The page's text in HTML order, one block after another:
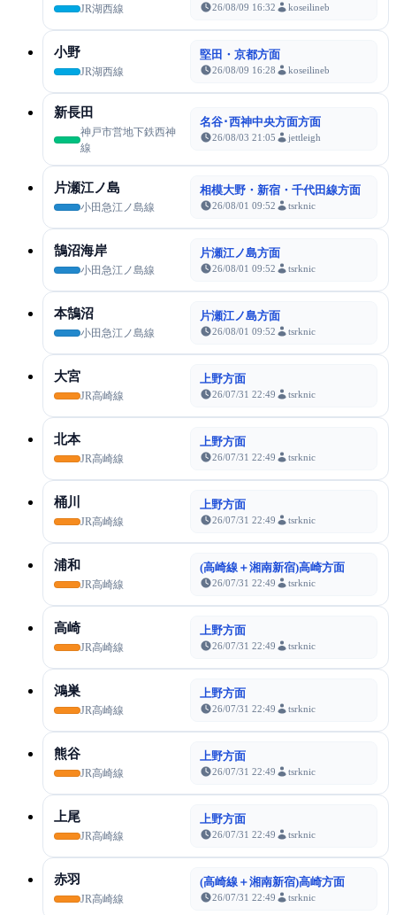
JR湖西線 26/08/09 16:32 koseilineb
小野
JR湖西線
堅田・京都方面
26/08/09 16:28 koseilineb
新長田
神戸市営地下鉄西神
線
名谷･西神中央方面方面
26/08/03 21:05 jettleigh
片瀬江ノ島
小田急江ノ島線
相模大野・新宿・千代田線方面
26/08/01 09:52 tsrknic
鵠沼海岸
小田急江ノ島線
片瀬江ノ島方面
26/08/01 09:52 tsrknic
本鵠沼
小田急江ノ島線
片瀬江ノ島方面
26/08/01 09:52 tsrknic
大宮
JR高崎線
上野方面
26/07/31 22:49 tsrknic
北本
JR高崎線
上野方面
26/07/31 22:49 tsrknic
桶川
JR高崎線
上野方面
26/07/31 22:49 tsrknic
浦和
JR高崎線
(高崎線＋湘南新宿)高崎方面
26/07/31 22:49 tsrknic
高崎
JR高崎線
上野方面
26/07/31 22:49 tsrknic
鴻巣
JR高崎線
上野方面
26/07/31 22:49 tsrknic
熊谷
JR高崎線
上野方面
26/07/31 22:49 tsrknic
上尾
JR高崎線
上野方面
26/07/31 22:49 tsrknic
赤羽
JR高崎線
(高崎線＋湘南新宿)高崎方面
26/07/31 22:49 tsrknic